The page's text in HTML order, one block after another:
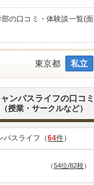
の口コミ・体験談一覧(面
東京都 私立
ンパスライフの口コミ
（授業・サークルなど）
パスライフ（64件）
（54位/82校）